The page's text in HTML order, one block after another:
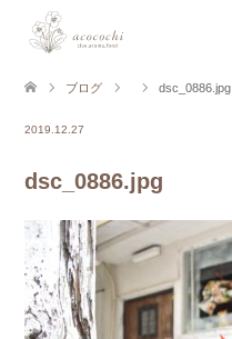
ブログ dsc_0886.jpg
2019.12.27
dsc_0886.jpg